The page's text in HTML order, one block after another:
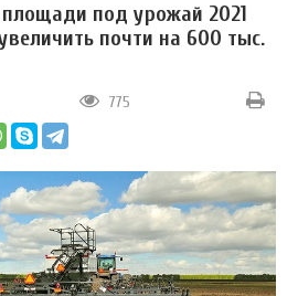
площади под урожай 2021
почти на 600 тыс.
775